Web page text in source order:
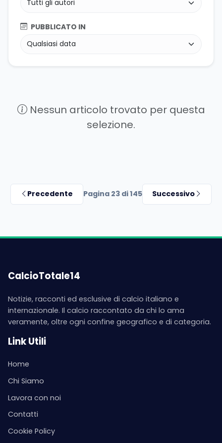
PUBBLICATO IN
Nessun articolo trovato per questa
selezione.
Precedente Pagina 23 di 145 Successivo
CalcioTotale14
Notizie, racconti ed esclusive di calcio italiano e
internazionale. Il calcio raccontato da chi lo ama
veramente, oltre ogni confine geografico e di categoria.
Link Utili
Home
Chi Siamo
Lavora con noi
Contatti
Cookie Policy